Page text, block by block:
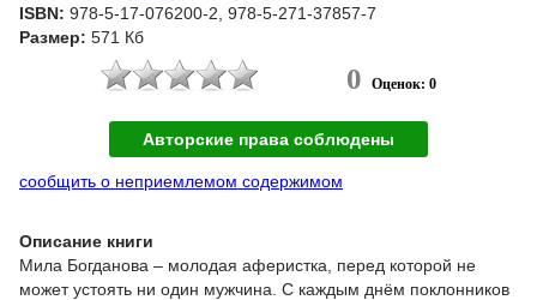
ISBN: 978-5-17-076200-2, 978-5-271-37857-7
Размер: 571 Кб
0 Оценок: 0
Авторские права соблюдены
сообщить о неприемлемом содержимом
Описание книги
Мила Богданова – молодая аферистка, перед которой не
может устоять ни один мужчина. С каждым днём поклонников